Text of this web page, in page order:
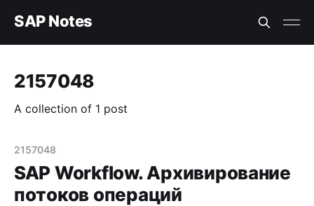
SAP Notes
2157048
A collection of 1 post
2157048
SAP Workflow. Архивирование
потоков операций